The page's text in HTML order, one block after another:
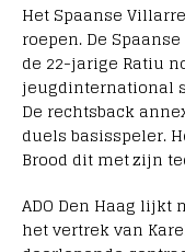
Het Spaanse
roepen. De
de 22-jarige Ratiu
jeugdinternational
De rechtsback
duels basisspeler.
Brood dit met zijn
ADO Den Haag
het vertrek van